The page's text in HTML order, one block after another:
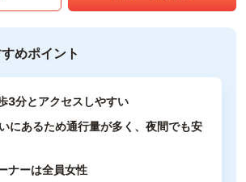
めポイント
3分とアクセスしやすい
にあるため通行量が多く、夜間でも安
ナーは全員女性